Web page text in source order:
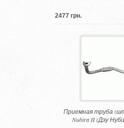
2477 грн.
Приемная труба
Nubira II (Дэу